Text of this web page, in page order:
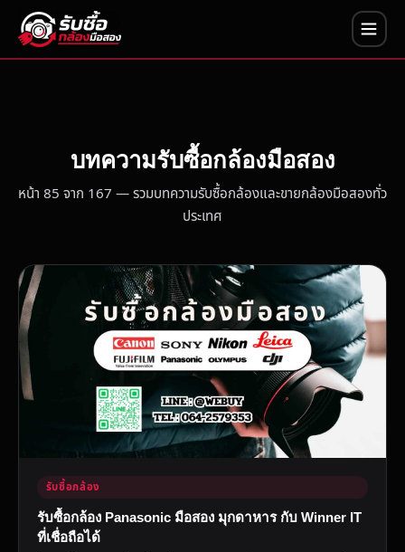
บทความรับซื้อกล้องมือสอง
หน้า 85 จาก 167 — รวมบทความรับซื้อกล้องและขายกล้องมือสองทั่ว
ประเทศ
รับซื้อกล้อง
รับซื้อกล้อง Panasonic มือสอง มุกดาหาร กับ Winner IT
ที่เชื่อถือได้